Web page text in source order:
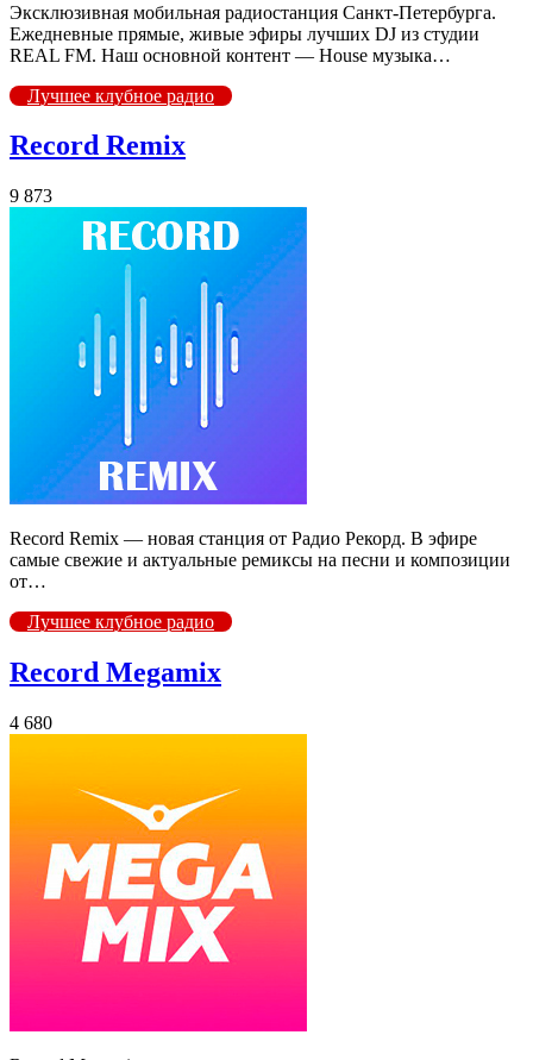
Эксклюзивная мобильная радиостанция Санкт-Петербурга.
Ежедневные прямые, живые эфиры лучших DJ из студии
REAL FM. Наш основной контент — House музыка…
Лучшее клубное радио
Record Remix
9 873
Record Remix — новая станция от Радио Рекорд. В эфире
самые свежие и актуальные ремиксы на песни и композиции
от…
Лучшее клубное радио
Record Megamix
4 680